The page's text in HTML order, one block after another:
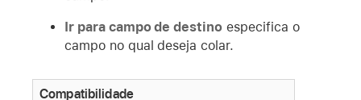
Ir para campo de destino especifica o
campo no qual deseja colar.
Compatibilidade